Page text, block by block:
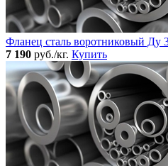
Фланец сталь воротниковый Ду
7 190 руб./кг. Купить